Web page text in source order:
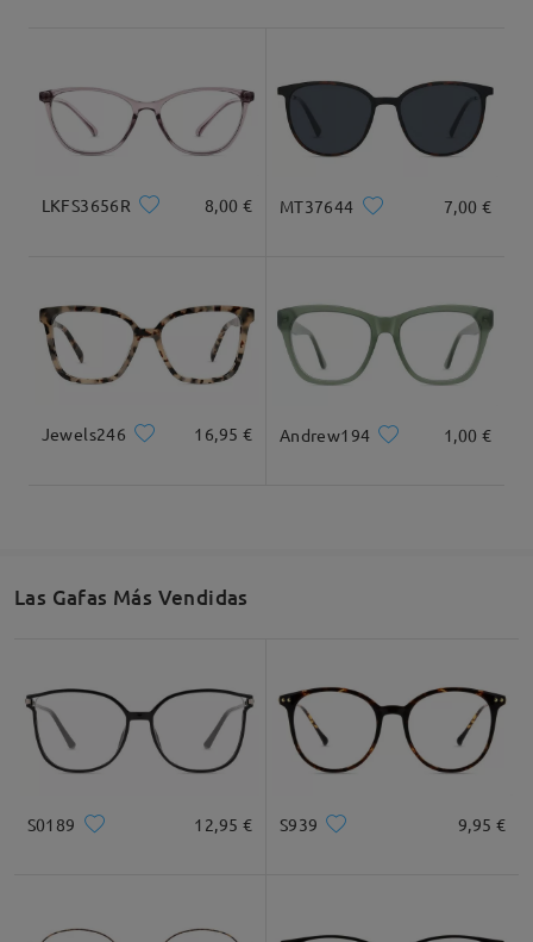
comentarios
Deje su comentario
Llegado
LKFS3656R 8,00 € MT37644 7,00 €
Jewels246 16,95 € Andrew194 1,00 €
Las Gafas Más Vendidas
S0189 12,95 € S939 9,95 €